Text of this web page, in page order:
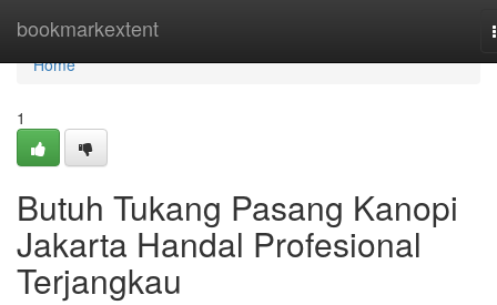
bookmarkextent
Home
Home
1
Butuh Tukang Pasang Kanopi
Jakarta Handal Profesional
Terjangkau